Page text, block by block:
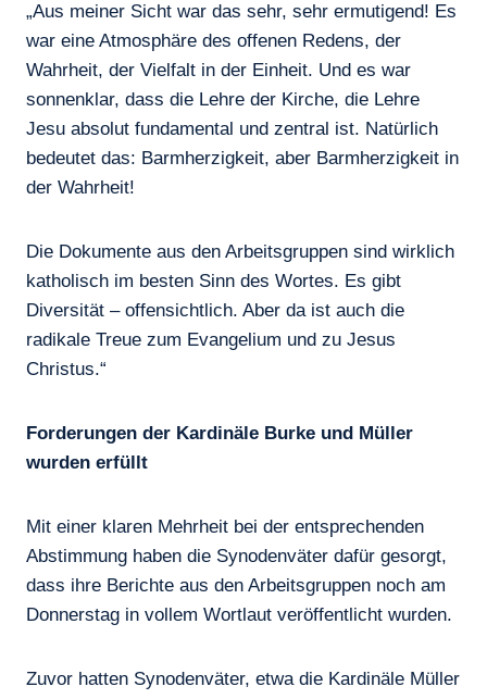
„Aus meiner Sicht war das sehr, sehr ermutigend! Es
war eine Atmosphäre des offenen Redens, der
Wahrheit, der Vielfalt in der Einheit. Und es war
sonnenklar, dass die Lehre der Kirche, die Lehre
Jesu absolut fundamental und zentral ist. Natürlich
bedeutet das: Barmherzigkeit, aber Barmherzigkeit in
der Wahrheit!
Die Dokumente aus den Arbeitsgruppen sind wirklich
katholisch im besten Sinn des Wortes. Es gibt
Diversität – offensichtlich. Aber da ist auch die
radikale Treue zum Evangelium und zu Jesus
Christus.“
Forderungen der Kardinäle Burke und Müller
wurden erfüllt
Mit einer klaren Mehrheit bei der entsprechenden
Abstimmung haben die Synodenväter dafür gesorgt,
dass ihre Berichte aus den Arbeitsgruppen noch am
Donnerstag in vollem Wortlaut veröffentlicht wurden.
Zuvor hatten Synodenväter, etwa die Kardinäle Müller